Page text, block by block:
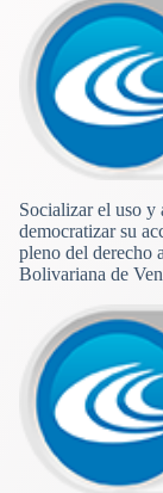
Socializar el uso y
democratizar su
pleno del derecho
Bolivariana de